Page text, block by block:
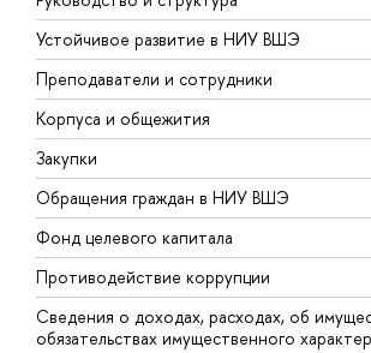
Устойчивое развитие в НИУ ВШЭ
Преподаватели и сотрудники
Корпуса и общежития
Закупки
Обращения граждан в НИУ ВШЭ
Фонд целевого капитала
Противодействие коррупции
Сведения о доходах, расходах, об
обязательствах имущественного